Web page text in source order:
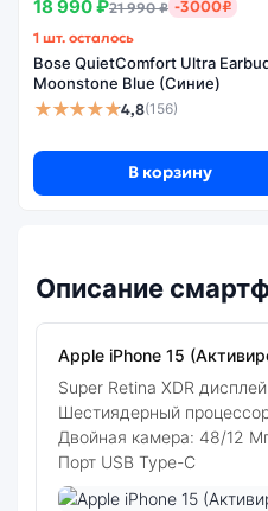
18 990 ₽21 990 ₽ -3000₽
1 шт. осталось
Bose QuietComfort Ultra
Moonstone Blue (Синие)
★★★★★4,8(156)
В корзину
Описание
Apple iPhone 15
Super Retina XDR
Шестиядерный
Двойная камера: 48/12
Порт USB Type-C